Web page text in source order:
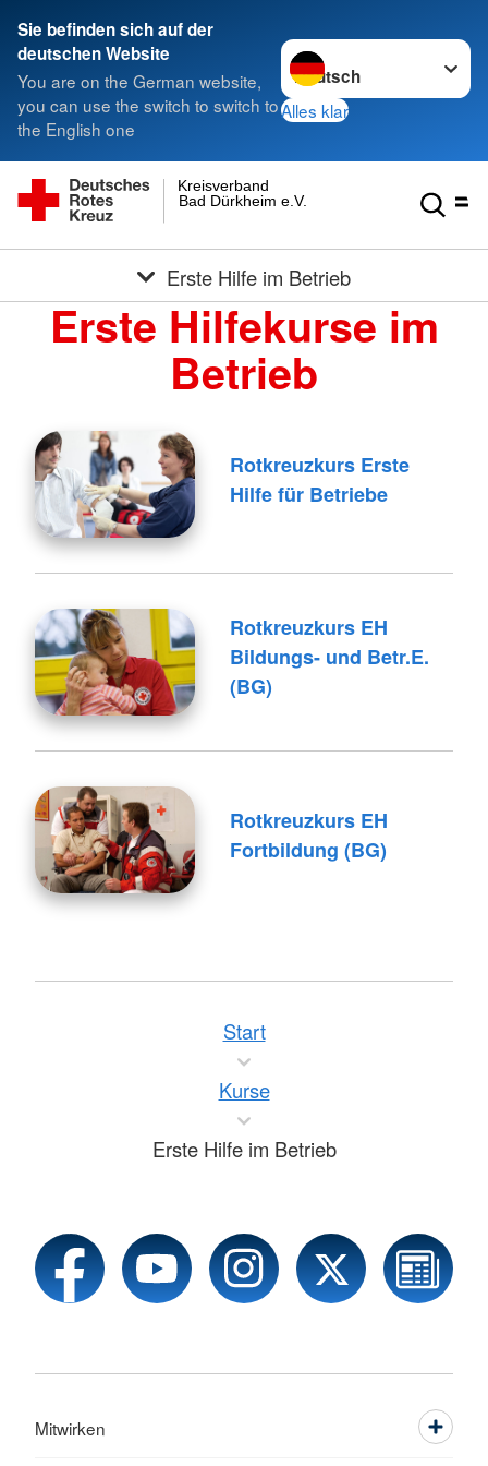
Sie befinden sich auf der
deutschen Website
You are on the German website,
you can use the switch to switch to
the English one
Sprache wechseln zu
Alles klar
Bad Dürkheim e.V.
Kreisverband
Erste Hilfe im Betrieb
Erste Hilfekurse im
Betrieb
Rotkreuzkurs Erste
Hilfe für Betriebe
Rotkreuzkurs EH
Bildungs- und Betr.E.
(BG)
Rotkreuzkurs EH
Fortbildung (BG)
Start
Kurse
Erste Hilfe im Betrieb
Mitwirken